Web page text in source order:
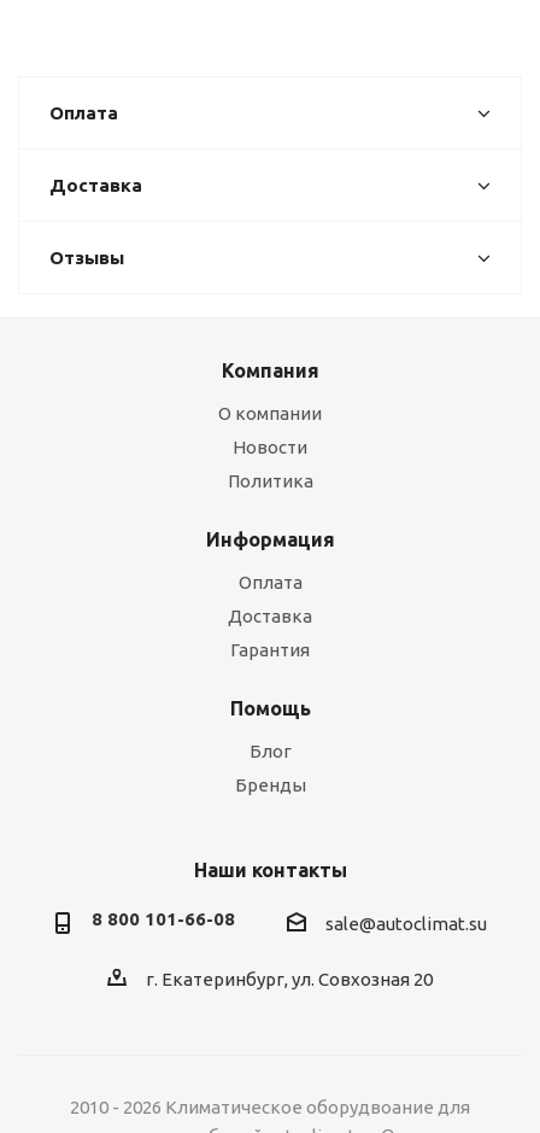
Оплата
Доставка
Отзывы
Компания
О компании
Новости
Политика
Информация
Оплата
Доставка
Гарантия
Помощь
Блог
Бренды
Наши контакты
8 800 101-66-08 sale@autoclimat.su
г. Екатеринбург, ул. Совхозная 20
2010 - 2026 Климатическое оборудвоание для